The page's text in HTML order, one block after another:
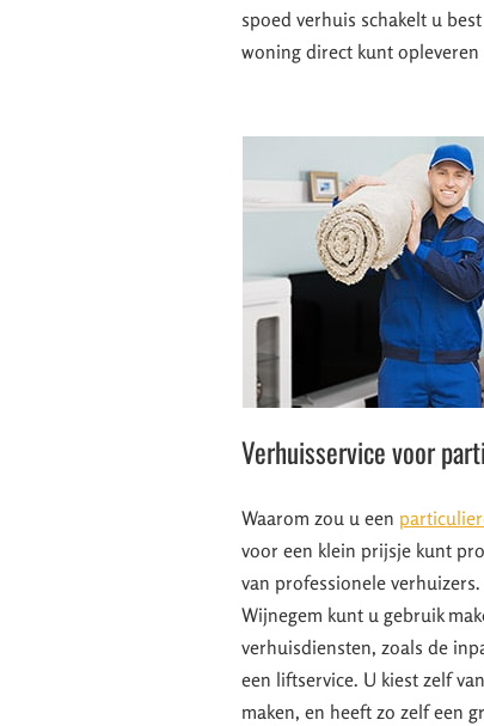
spoed verhuis schakelt u
woning direct kunt
Verhuisservice voor
Waarom zou u een
voor een klein prijsje kunt
van professionele
Wijnegem kunt u gebruik
verhuisdiensten, zoals de
een liftservice. U kiest zelf
maken, en heeft zo zelf een